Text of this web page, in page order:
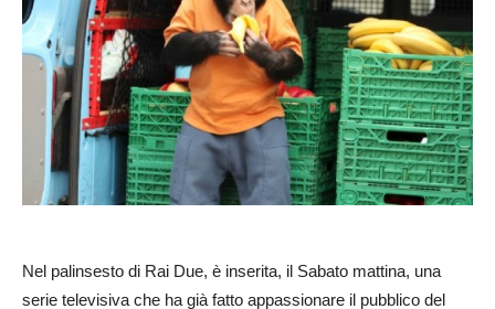
Nel palinsesto di Rai Due, è inserita, il Sabato mattina, una
serie televisiva che ha già fatto appassionare il pubblico del